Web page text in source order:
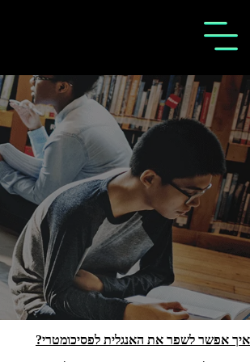
איך אפשר לשפר את האנגלית לפסיכומטרי?